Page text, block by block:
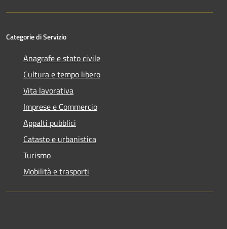
Categorie di Servizio
Anagrafe e stato civile
Cultura e tempo libero
Vita lavorativa
Imprese e Commercio
Appalti pubblici
Catasto e urbanistica
Turismo
Mobilità e trasporti